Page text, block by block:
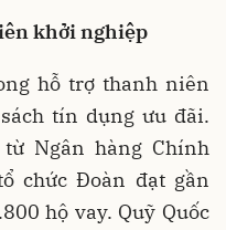
khởi nghiệp
hỗ trợ thanh niên
tín dụng ưu đãi.
Ngân hàng Chính
chức Đoàn đạt gần
hộ vay. Quỹ Quốc